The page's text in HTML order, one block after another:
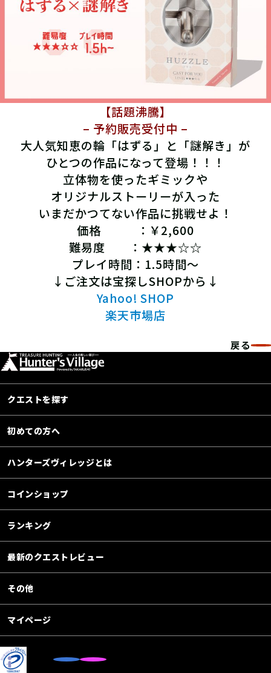
【話題沸騰】
– 予約販売受付中 –
大人気知恵の輪「はずる」と「謎解き」が
ひとつの作品になって登場！！！
立体物を使ったギミックや
オリジナルストーリーが入った
いまだかつてない作品に挑戦せよ！
価格 ：￥2,600
難易度 ：★★★☆☆
プレイ時間：1.5時間～
↓ご注文は宝探しSHOPから↓
Yahoo! SHOP
楽天市場店
戻る
クエストを探す
初めての方へ
ハンターズヴィレッジとは
コインショップ
ランキング
最新のクエストレビュー
その他
マイページ